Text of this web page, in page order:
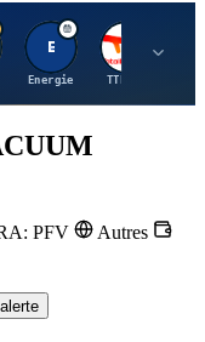
E
Energie
T
TTE.PA
PFV
Autres